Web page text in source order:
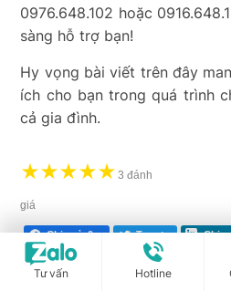
0976.648.102 hoặc
sàng hỗ trợ bạn!
Hy vọng bài viết trên đây
ích cho bạn trong quá trình
cả gia đình.
★★★★★ 3 đánh
giá
Chia sẻ 0 Tweet Chia
Tư vấn Hotline